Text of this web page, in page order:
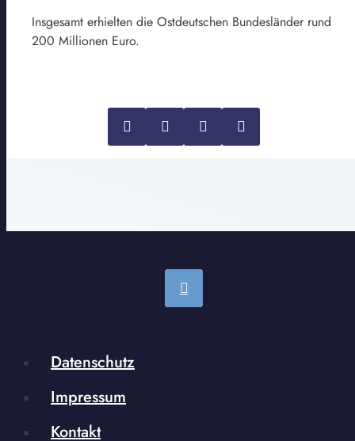
Insgesamt erhielten die Ostdeutschen Bundesländer rund
200 Millionen Euro.
Datenschutz
Impressum
Kontakt